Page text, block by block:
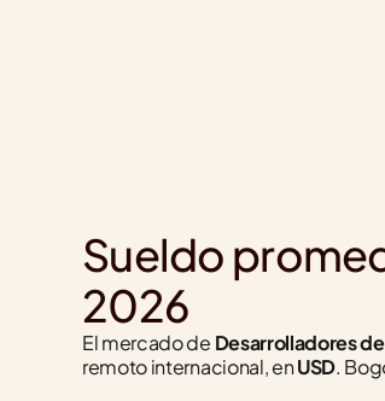
Sueldo
2026
El mercado de Desarrolladores
remoto internacional, en USD.